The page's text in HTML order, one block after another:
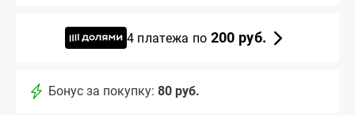
4 платежа по 200 руб.
Бонус за покупку: 80 руб.